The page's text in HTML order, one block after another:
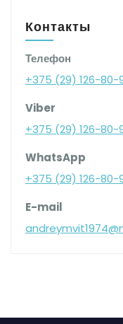
Контакты
Телефон
+375 (29) 126-80-
Viber
+375 (29) 126-80-
WhatsApp
+375 (29) 126-80-
E-mail